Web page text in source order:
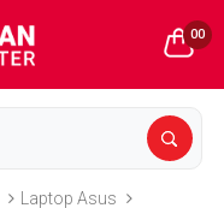
00
Laptop Asus